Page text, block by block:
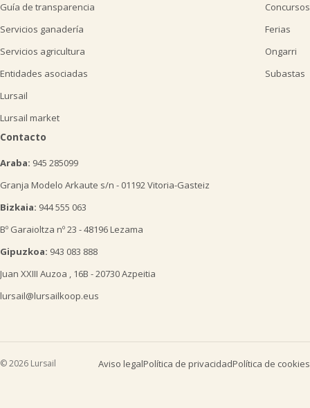
Guía de transparencia
Servicios ganadería
Servicios agricultura
Entidades asociadas
Lursail
Lursail market
Concursos
Ferias
Ongarri
Subastas
Contacto
Araba: 945 285099
Granja Modelo Arkaute s/n - 01192 Vitoria-Gasteiz
Bizkaia: 944 555 063
Bº Garaioltza nº 23 - 48196 Lezama
Gipuzkoa: 943 083 888
Juan XXIII Auzoa , 16B - 20730 Azpeitia
lursail@lursailkoop.eus
© 2026 Lursail Aviso legalPolítica de privacidadPolítica de cookies